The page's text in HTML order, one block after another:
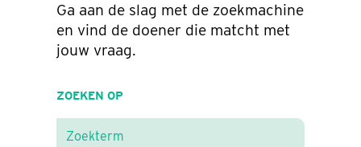
Ga aan de slag met de zoekmachine
en vind de doener die matcht met
jouw vraag.
ZOEKEN OP